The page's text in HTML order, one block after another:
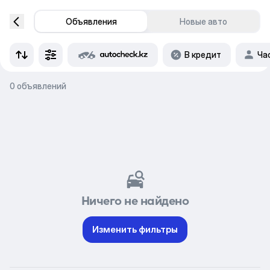
Объявления Новые авто
В кредит
0 объявлений
Ничего не найдено
Изменить фильтры